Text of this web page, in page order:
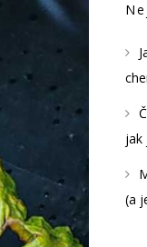
jak
(a